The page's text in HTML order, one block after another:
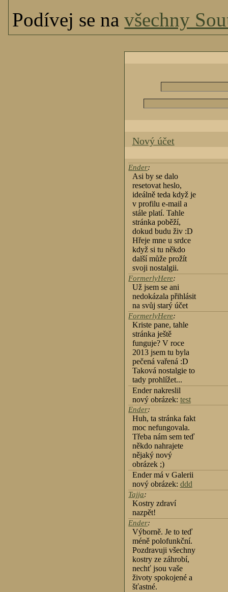
Podívej se navšechny
Nový účet
Ender:
Asi by se dalo
resetovat heslo,
ideálně teda když je
v profilu e-mail a
stále platí. Tahle
stránka poběží,
dokud budu živ :D
Hřeje mne u srdce
když si tu někdo
další může prožít
svoji nostalgii.
FormerlyHere:
Už jsem se ani
nedokázala přihlásit
na svůj starý účet
FormerlyHere:
Kriste pane, tahle
stránka ještě
funguje? V roce
2013 jsem tu byla
pečená vařená :D
Taková nostalgie to
tady prohlížet...
Ender nakreslil
nový obrázek: test
Ender:
Huh, ta stránka fakt
moc nefungovala.
Třeba nám sem teď
někdo nahrajete
nějaký nový
obrázek ;)
Ender má v Galerii
nový obrázek: ddd
Tajja:
Kostry zdraví
nazpět!
Ender:
Výborně. Je to teď
méně polofunkční.
Pozdravuji všechny
kostry ze záhrobí,
nechť jsou vaše
životy spokojené a
šťastné.